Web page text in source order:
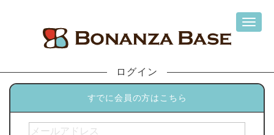
ログイン
すでに会員の方はこちら